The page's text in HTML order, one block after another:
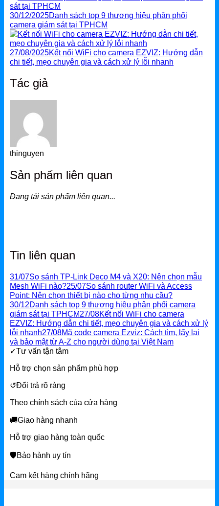
30/12/2025Danh sách top 9 thương hiệu phân phối
camera giám sát tại TPHCM
27/08/2025Kết nối WiFi cho camera EZVIZ: Hướng dẫn
chi tiết, mẹo chuyên gia và cách xử lý lỗi nhanh
Tác giả
thinguyen
Sản phẩm liên quan
Đang tải sản phẩm liên quan...
Tin liên quan
31/07So sánh TP-Link Deco M4 và X20: Nên chọn mẫu
Mesh WiFi nào?25/07So sánh router WiFi và Access
Point: Nên chọn thiết bị nào cho từng nhu cầu?
30/12Danh sách top 9 thương hiệu phân phối camera
giám sát tại TPHCM27/08Kết nối WiFi cho camera
EZVIZ: Hướng dẫn chi tiết, mẹo chuyên gia và cách xử lý
lỗi nhanh27/08Mã code camera Ezviz: Cách tìm, lấy lại
và bảo mật từ A-Z cho người dùng tại Việt Nam
✓Tư vấn tận tâm
Hỗ trợ chọn sản phẩm phù hợp
↺Đổi trả rõ ràng
Theo chính sách của cửa hàng
🚚Giao hàng nhanh
Hỗ trợ giao hàng toàn quốc
🛡Bảo hành uy tín
Cam kết hàng chính hãng